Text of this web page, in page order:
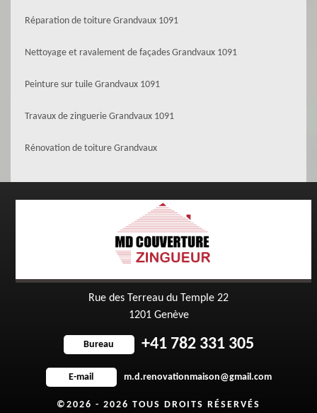
Réparation de toiture Grandvaux 1091
Nettoyage et ravalement de façades Grandvaux 1091
Peinture sur tuile Grandvaux 1091
Travaux de zinguerie Grandvaux 1091
Rénovation de toiture Grandvaux
Rue des Terreau du Temple 22
1201 Genève
Bureau +41 782 331 305
E-mail m.d.renovationmaison@gmail.com
©2026 - 2026 TOUS DROITS RÉSERVÉS